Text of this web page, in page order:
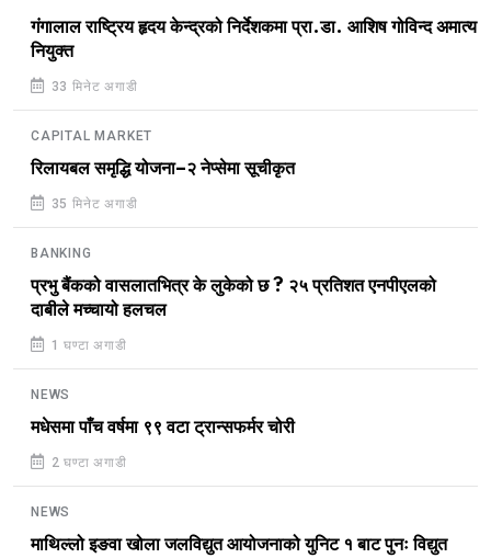
गंगालाल राष्ट्रिय हृदय केन्द्रको निर्देशकमा प्रा.डा. आशिष गोविन्द अमात्य
नियुक्त
33 मिनेट अगाडी
CAPITAL MARKET
रिलायबल समृद्धि योजना–२ नेप्सेमा सूचीकृत
35 मिनेट अगाडी
BANKING
प्रभु बैंकको वासलातभित्र के लुकेको छ ? २५ प्रतिशत एनपीएलको
दाबीले मच्चायो हलचल
1 घण्टा अगाडी
NEWS
मधेसमा पाँच वर्षमा ९९ वटा ट्रान्सफर्मर चोरी
2 घण्टा अगाडी
NEWS
माथिल्लो इङवा खोला जलविद्युत आयोजनाको युनिट १ बाट पुनः विद्युत